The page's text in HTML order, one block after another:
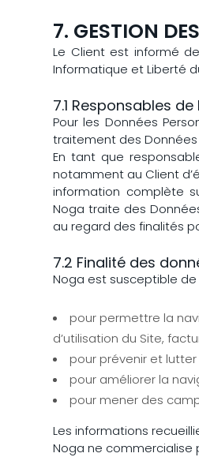
7. GESTION
Le Client est informé
Informatique et Liberté
7.1 Responsables
Pour les Données
traitement des Données
En tant que
notamment au Client
information complète
Noga traite des
au regard des finalités
7.2 Finalité des
Noga est susceptible
pour permettre la
d’utilisation du Site,
pour prévenir et
pour améliorer la
pour mener des
Les informations
Noga ne commercialise